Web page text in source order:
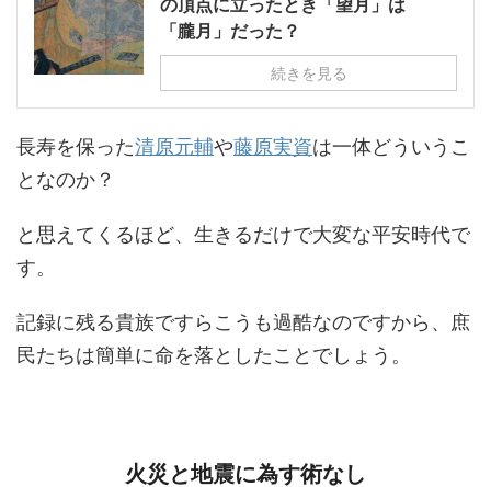
「朧月」だった？
続きを見る
長寿を保った清原元輔や藤原実資は一体どういうこ
となのか？
と思えてくるほど、生きるだけで大変な平安時代で
す。
記録に残る貴族ですらこうも過酷なのですから、庶
民たちは簡単に命を落としたことでしょう。
火災と地震に為す術なし